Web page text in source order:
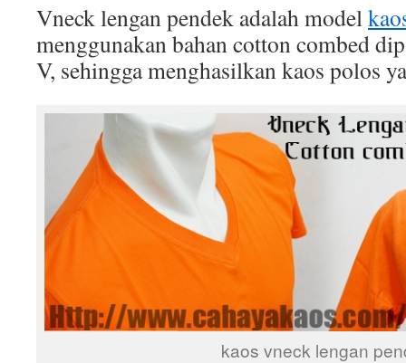
Vneck lengan pendek adalah model
menggunakan bahan cotton combed
V, sehingga menghasilkan kaos polos
kaos vneck lengan